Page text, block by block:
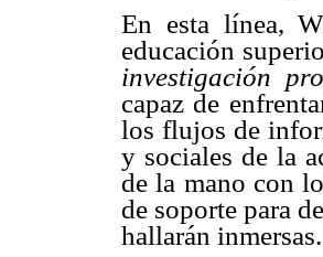
En esta línea,
educación
investigación
capaz de
los flujos de
y sociales de la
de la mano con
de soporte para
hallarán inmersas.